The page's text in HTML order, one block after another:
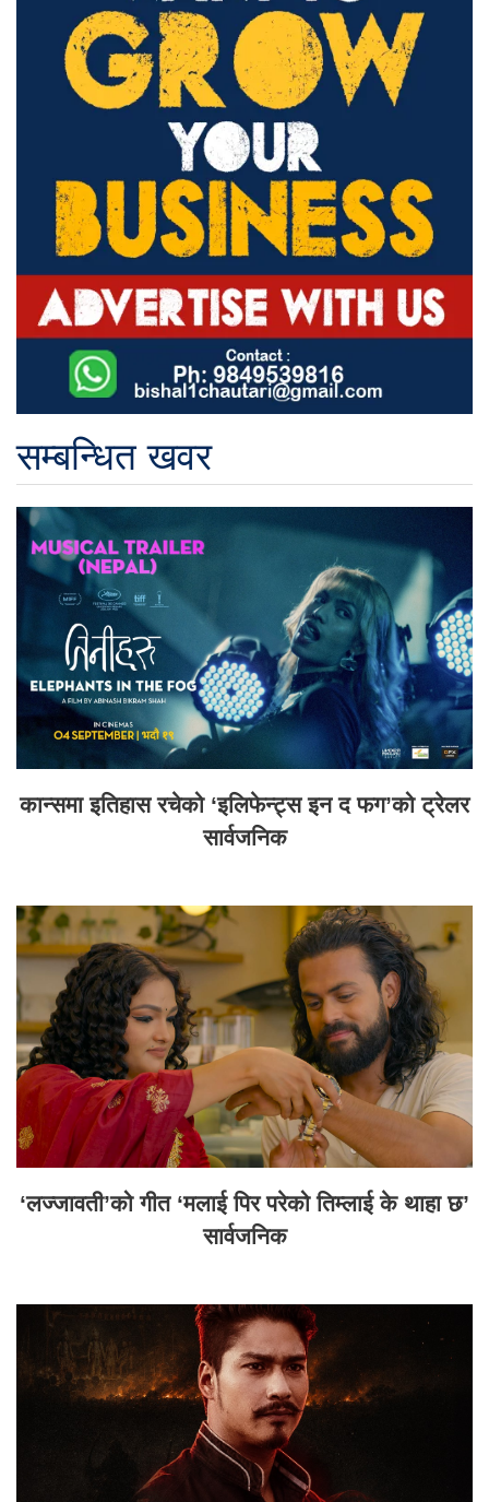
सम्बन्धित खवर
कान्समा इतिहास रचेको ‘इलिफेन्ट्स इन द फग’को ट्रेलर
सार्वजनिक
‘लज्जावती’को गीत ‘मलाई पिर परेको तिम्लाई के थाहा छ’
सार्वजनिक